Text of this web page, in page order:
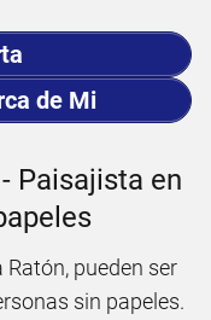
de Mi
Paisajista en
pueden ser
sin papeles.